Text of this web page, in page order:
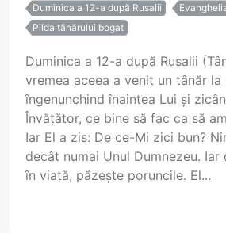
Duminica a 12-a după Rusalii
Pilda tânărului bogat
Duminica a 12-a după Rusalii
vremea aceea a venit un tânăr la
îngenunchind înaintea Lui și
Învățător, ce bine să fac ca să
Iar El a zis: De ce-Mi zici bun?
decât numai Unul Dumnezeu.
în viață, păzește poruncile. El...